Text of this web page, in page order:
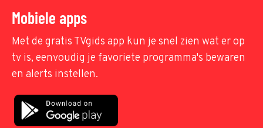
Mobiele apps
Met de gratis TVgids app kun je snel zien wat er op
tv is, eenvoudig je favoriete programma's bewaren
en alerts instellen.